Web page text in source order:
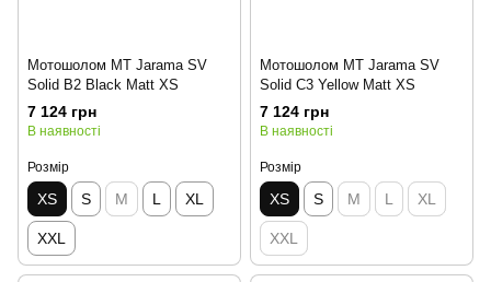
Мотошолом MT Jarama SV
Solid B2 Black Matt XS
7 124 грн
В наявності
Розмір
XS S M L XL
XXL
Мотошолом MT Jarama SV
Solid C3 Yellow Matt XS
7 124 грн
В наявності
Розмір
XS S M L XL
XXL